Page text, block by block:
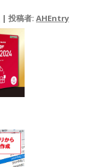
| 投稿者: AHEntry